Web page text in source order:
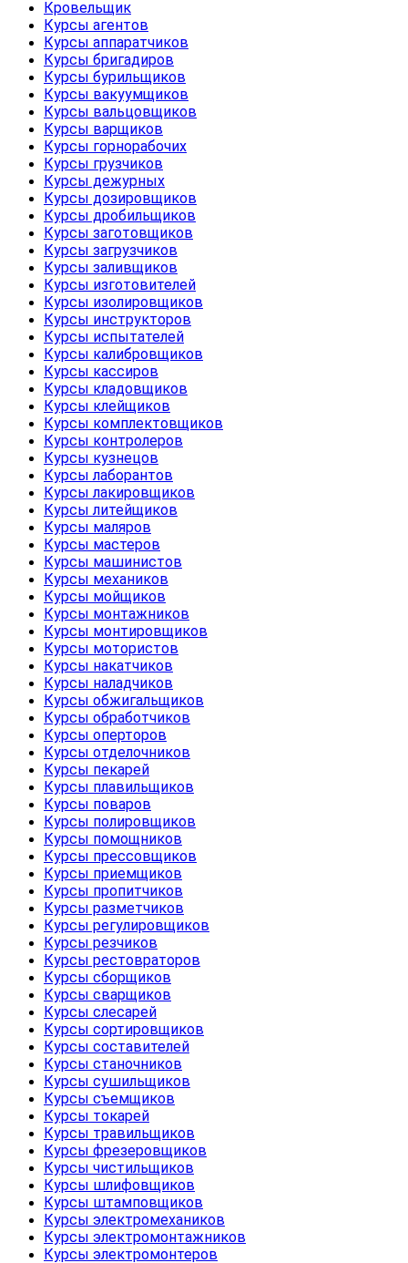
Кровельщик
Курсы агентов
Курсы аппаратчиков
Курсы бригадиров
Курсы бурильщиков
Курсы вакуумщиков
Курсы вальцовщиков
Курсы варщиков
Курсы горнорабочих
Курсы грузчиков
Курсы дежурных
Курсы дозировщиков
Курсы дробильщиков
Курсы заготовщиков
Курсы загрузчиков
Курсы заливщиков
Курсы изготовителей
Курсы изолировщиков
Курсы инструкторов
Курсы испытателей
Курсы калибровщиков
Курсы кассиров
Курсы кладовщиков
Курсы клейщиков
Курсы комплектовщиков
Курсы контролеров
Курсы кузнецов
Курсы лаборантов
Курсы лакировщиков
Курсы литейщиков
Курсы маляров
Курсы мастеров
Курсы машинистов
Курсы механиков
Курсы мойщиков
Курсы монтажников
Курсы монтировщиков
Курсы мотористов
Курсы накатчиков
Курсы наладчиков
Курсы обжигальщиков
Курсы обработчиков
Курсы оперторов
Курсы отделочников
Курсы пекарей
Курсы плавильщиков
Курсы поваров
Курсы полировщиков
Курсы помощников
Курсы прессовщиков
Курсы приемщиков
Курсы пропитчиков
Курсы разметчиков
Курсы регулировщиков
Курсы резчиков
Курсы рестовраторов
Курсы сборщиков
Курсы сварщиков
Курсы слесарей
Курсы сортировщиков
Курсы составителей
Курсы станочников
Курсы сушильщиков
Курсы съемщиков
Курсы токарей
Курсы травильщиков
Курсы фрезеровщиков
Курсы чистильщиков
Курсы шлифовщиков
Курсы штамповщиков
Курсы электромехаников
Курсы электромонтажников
Курсы электромонтеров